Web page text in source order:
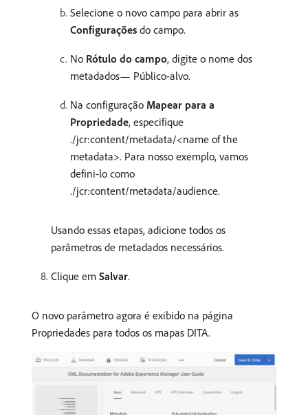
Selecione o novo campo para abrir as
Configurações do campo.
No Rótulo do campo, digite o nome dos
metadados— Público-alvo.
Na configuração Mapear para a
Propriedade, especifique
./jcr:content/metadata/<name of the
metadata>. Para nosso exemplo, vamos
defini-lo como
./jcr:content/metadata/audience.
Usando essas etapas, adicione todos os
parâmetros de metadados necessários.
Clique em Salvar.
O novo parâmetro agora é exibido na página
Propriedades para todos os mapas DITA.